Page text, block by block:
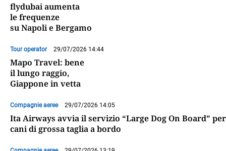
flydubai aumenta
le frequenze
su Napoli e Bergamo
Tour operator 29/07/2026 14:44
Mapo Travel: bene
il lungo raggio,
Giappone in vetta
Compagnie aeree 29/07/2026 14:05
Ita Airways avvia il servizio “Large Dog On Board” per
cani di grossa taglia a bordo